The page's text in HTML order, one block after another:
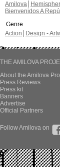
Amilova
Bienvenidos A
Genre
Action
Design -
THE AMILOVA
About the Amilova
Press Reviews
Press kit
Banners
Advertise
Official Partners
Follow Amilova on